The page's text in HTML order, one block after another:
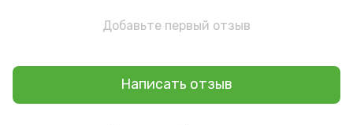
Добавьте первый отзыв
Написать отзыв